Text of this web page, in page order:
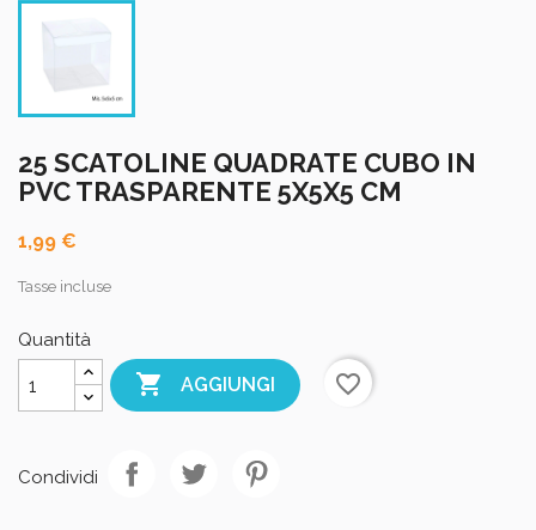
25 SCATOLINE QUADRATE CUBO IN
PVC TRASPARENTE 5X5X5 CM
1,99 €
Tasse incluse
Quantità
 AGGIUNGI favorite_border
Condividi